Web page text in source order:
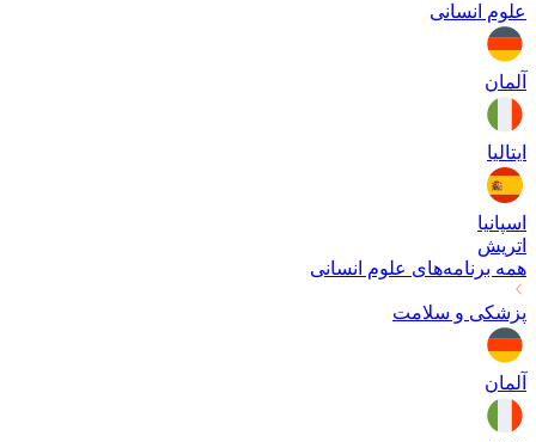
علوم انسانی
آلمان
ایتالیا
اسپانیا
اتریش
همه برنامه‌های علوم انسانی
پزشکی و سلامت
آلمان